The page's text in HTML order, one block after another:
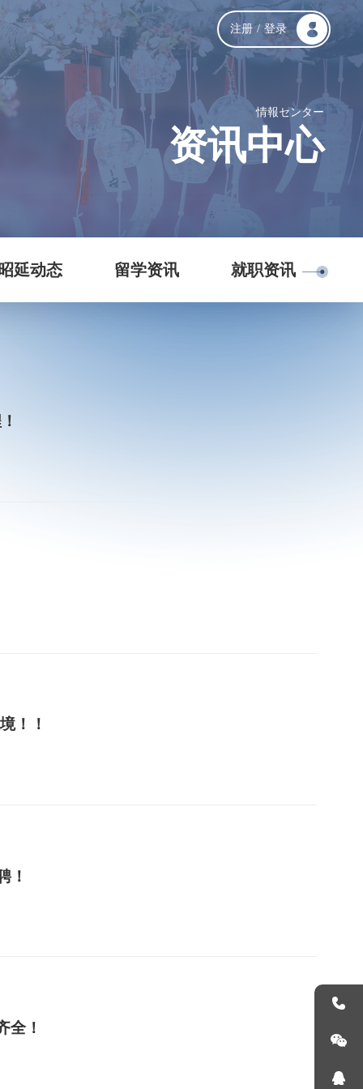
情報センター
资讯中心
昭延动态 留学资讯 就职资讯
注册 / 登录
！！
！
全！